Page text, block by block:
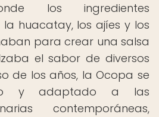
los ingredientes
huacatay, los ajíes y los
para crear una salsa
el sabor de diversos
de los años, la Ocopa se
y adaptado a las
contemporáneas,